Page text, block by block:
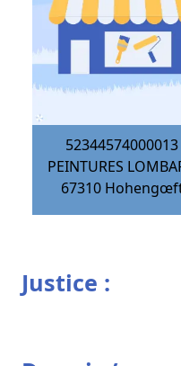
52344574000013
PEINTURES
67310
Justice :